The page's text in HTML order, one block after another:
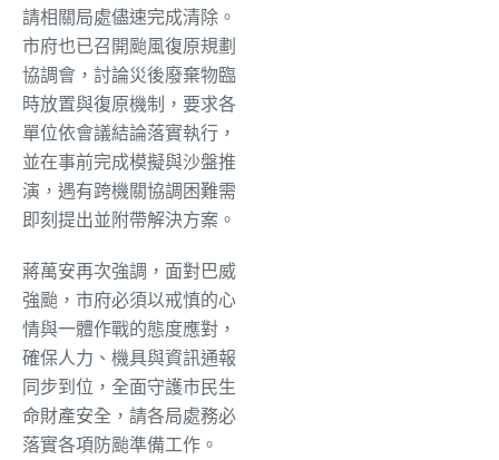
請相關局處儘速完成清除。
市府也已召開颱風復原規劃
協調會，討論災後廢棄物臨
時放置與復原機制，要求各
單位依會議結論落實執行，
並在事前完成模擬與沙盤推
演，遇有跨機關協調困難需
即刻提出並附帶解決方案。
蔣萬安再次強調，面對巴威
強颱，市府必須以戒慎的心
情與一體作戰的態度應對，
確保人力、機具與資訊通報
同步到位，全面守護市民生
命財產安全，請各局處務必
落實各項防颱準備工作。